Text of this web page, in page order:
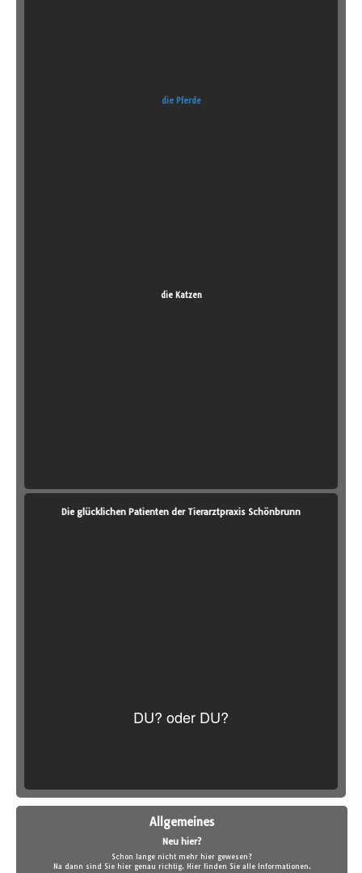
die Pferde
die Katzen
Die glücklichen Patienten der Tierarztpraxis Schönbrunn
DU? oder DU?
Allgemeines
Neu hier?
Schon lange nicht mehr hier gewesen?
Na dann sind Sie hier genau richtig. Hier finden Sie alle Informationen.